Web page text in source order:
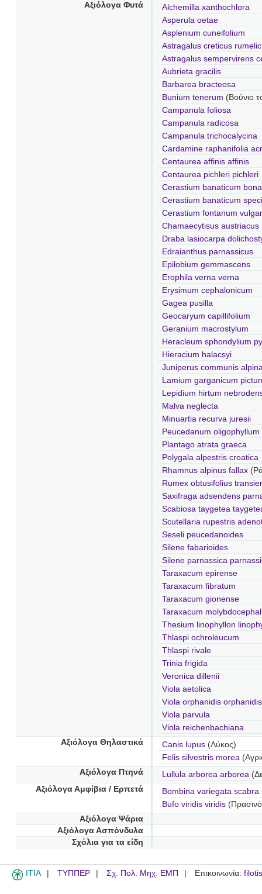
Αξιόλογα Φυτά
Alchemilla xanthochlora
Asperula oetae
Asplenium cuneifolium
Astragalus creticus
Astragalus sempervirens
Aubrieta gracilis
Barbarea bracteosa
Bunium tenerum (Βούνιο
Campanula foliosa
Campanula radicosa
Campanula trichocalycina
Cardamine raphanifolia
Centaurea affinis affinis
Centaurea pichleri pichleri
Cerastium banaticum
Cerastium banaticum
Cerastium fontanum
Chamaecytisus austriacus
Draba lasiocarpa
Edraianthus parnassicus
Epilobium gemmascens
Erophila verna verna
Erysimum cephalonicum
Gagea pusilla
Geocaryum capillifolium
Geranium macrostylum
Heracleum sphondylium
Hieracium halacsyi
Juniperus communis
Lamium garganicum
Lepidium hirtum
Malva neglecta
Minuartia recurva juresii
Peucedanum oligophyllum
Plantago atrata graeca
Polygala alpestris croatica
Rhamnus alpinus fallax
Rumex obtusifolius
Saxifraga adsendens
Scabiosa taygetea
Scutellaria rupestris
Seseli peucedanoides
Silene fabarioides
Silene parnassica
Taraxacum epirense
Taraxacum fibratum
Taraxacum gionense
Taraxacum
Thesium linophyllon
Thlaspi ochroleucum
Thlaspi rivale
Trinia frigida
Veronica dillenii
Viola aetolica
Viola orphanidis orphanidis
Viola parvula
Viola reichenbachiana
Αξιόλογα Θηλαστικά
Canis lupus (Λύκος)
Felis silvestris morea
Αξιόλογα Πτηνά
Lullula arborea arborea
Αξιόλογα Αμφίβια / Ερπετά
Bombina variegata scabra
Bufo viridis viridis
Αξιόλογα Ψάρια
Αξιόλογα Ασπόνδυλα
Σχόλια για τα είδη
ITIA ΤΥΠΠΕΡ Σχ. Πολ. Μηχ. ΕΜΠ Επικοινωνία: